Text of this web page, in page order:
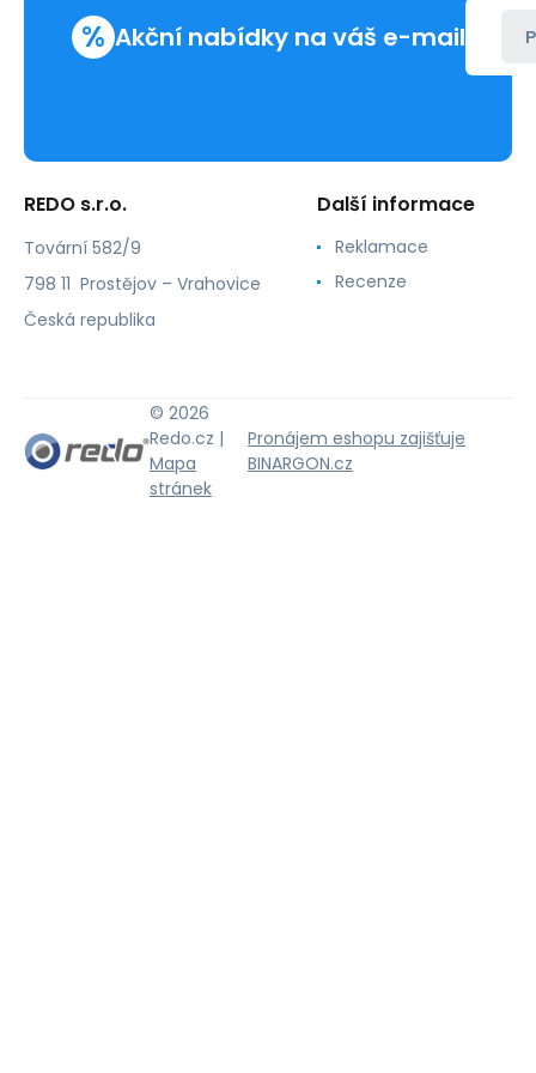
% Akční nabídky na váš e-mail
REDO s.r.o.
Tovární 582/9
798 11 Prostějov – Vrahovice
Česká republika
Další informace
Reklamace
Recenze
© 2026
Redo.cz |
Mapa
stránek
Pronájem eshopu zajišťuje
BINARGON.cz